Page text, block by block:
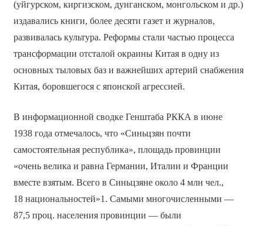
(уйгурском, киргизском, дунганском, монгольском и др.)
издавались книги, более десяти газет и журналов,
развивалась культура. Реформы стали частью процесса
трансформации отсталой окраины Китая в одну из
основных тыловых баз и важнейших артерий снабжения
Китая, боровшегося с японской агрессией.
В информационной сводке Генштаба РККА в июне
1938 года отмечалось, что «Синьцзян почти
самостоятельная республика», площадь провинции
«очень велика и равна Германии, Италии и Франции
вместе взятым. Всего в Синьцзяне около 4 млн чел.,
18 национальностей»1. Самыми многочисленными —
87,5 проц. населения провинции — были